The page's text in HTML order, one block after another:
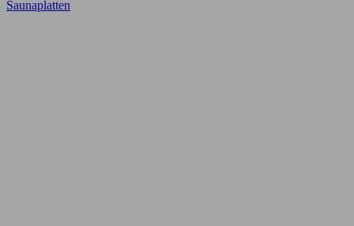
Saunaplatten